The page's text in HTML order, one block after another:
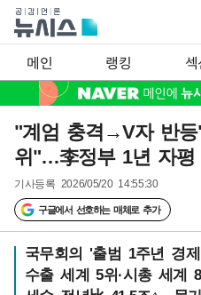
메인 랭킹
"계엄 충격→V자 반
위"…李정부 1년 자평
기사등록 2026/05/20 14:55:30
구글에서 선호하는 매체로 추가
국무회의 '출범 1주년 경
수출 세계 5위·시총 세계